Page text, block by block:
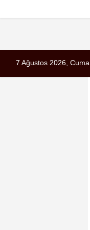
7 Ağustos 2026, Cuma